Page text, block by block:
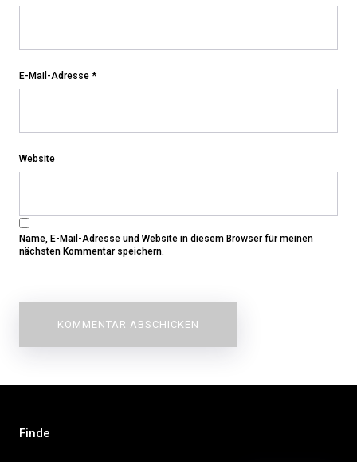
E-Mail-Adresse *
Website
Name, E-Mail-Adresse und Website in diesem Browser für meinen
nächsten Kommentar speichern.
Finde